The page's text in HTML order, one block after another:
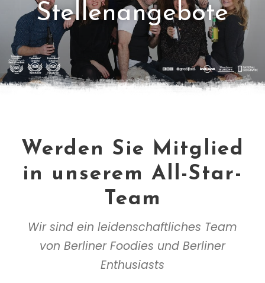
Stellenangebote
Werden Sie Mitglied
in unserem All-Star-
Team
Wir sind ein leidenschaftliches Team
von Berliner Foodies und Berliner
Enthusiasts